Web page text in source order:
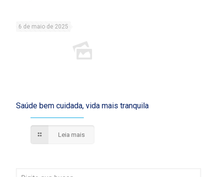
6 de maio de 2025
Saúde bem cuidada, vida mais tranquila
Leia mais